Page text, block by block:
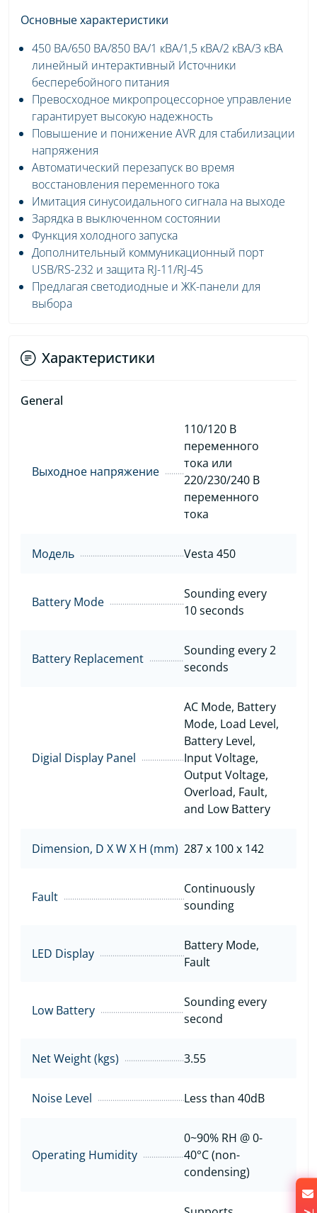
Основные характеристики
450 ВА/650 ВА/850 ВА/1 кВА/1,5 кВА/2 кВА/3 кВА
линейный интерактивный Источники
бесперебойного питания
Превосходное микропроцессорное управление
гарантирует высокую надежность
Повышение и понижение AVR для стабилизации
напряжения
Автоматический перезапуск во время
восстановления переменного тока
Имитация синусоидального сигнала на выходе
Зарядка в выключенном состоянии
Функция холодного запуска
Дополнительный коммуникационный порт
USB/RS-232 и защита RJ-11/RJ-45
Предлагая светодиодные и ЖК-панели для
выбора
Характеристики
General
Выходное напряжение
110/120 В
переменного
тока или
220/230/240 В
переменного
тока
Модель Vesta 450
Battery Mode
Sounding every
10 seconds
Battery Replacement
Sounding every 2
seconds
Digial Display Panel
AC Mode, Battery
Mode, Load Level,
Battery Level,
Input Voltage,
Output Voltage,
Overload, Fault,
and Low Battery
Dimension, D X W X H (mm) 287 x 100 x 142
Fault
Continuously
sounding
LED Display
Battery Mode,
Fault
Low Battery
Sounding every
second
Net Weight (kgs) 3.55
Noise Level Less than 40dB
Operating Humidity
0~90% RH @ 0-
40°C (non-
condensing)